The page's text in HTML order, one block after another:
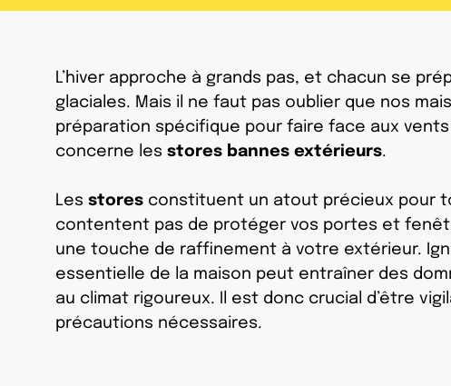
L’hiver approche à grands pas, et chacun se
glaciales. Mais il ne faut pas oublier que nos
préparation spécifique pour faire face aux
concerne les stores bannes extérieurs.
Les stores constituent un atout précieux pour
contentent pas de protéger vos portes et
une touche de raffinement à votre extérieur.
essentielle de la maison peut entraîner des
au climat rigoureux. Il est donc crucial d’être
précautions nécessaires.